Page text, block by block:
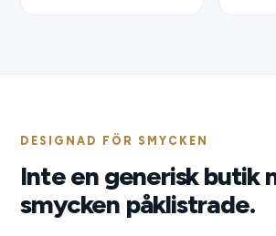
DESIGNAD FÖR SMYCKEN
Inte en generisk butik
smycken påklistrade.